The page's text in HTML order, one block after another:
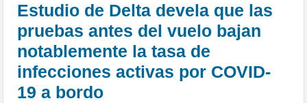
Estudio de Delta devela que las
pruebas antes del vuelo bajan
notablemente la tasa de
infecciones activas por COVID-
19 a bordo